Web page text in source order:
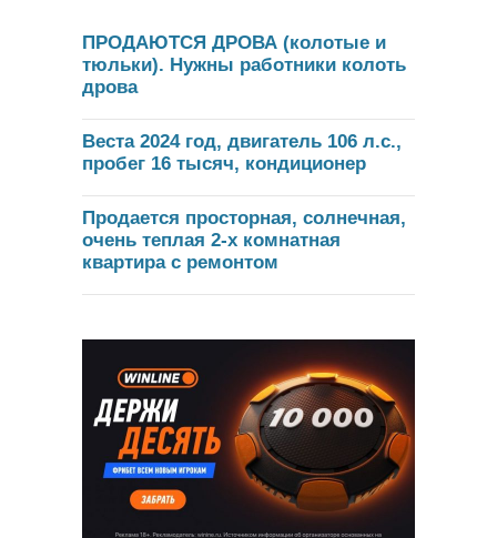
ПРОДАЮТСЯ ДРОВА (колотые и
тюльки). Нужны работники колоть
дрова
Веста 2024 год, двигатель 106 л.с.,
пробег 16 тысяч, кондиционер
Продается просторная, солнечная,
очень теплая 2-х комнатная
квартира с ремонтом